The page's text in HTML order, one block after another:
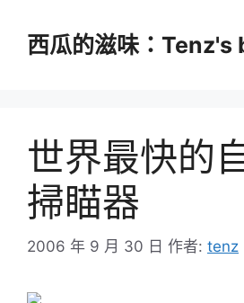
西瓜的滋味：Tenz's
世界最快的
掃瞄器
2006 年 9 月 30 日 作者: tenz